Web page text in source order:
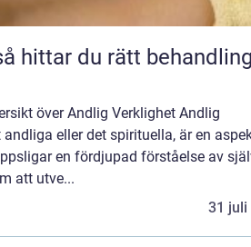
över Andlig Verklighet Andlig
eller det spirituella, är en
en fördjupad förståelse av
att utve...
31 juli